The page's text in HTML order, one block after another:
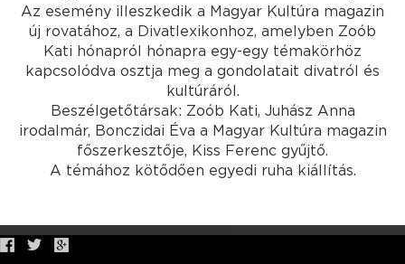
Az esemény illeszkedik a Magyar Kultúra magazin
új rovatához, a Divatlexikonhoz, amelyben Zoób
Kati hónapról hónapra egy-egy témakörhöz
kapcsolódva osztja meg a gondolatait divatról és
kultúráról.
Beszélgetőtársak: Zoób Kati, Juhász Anna
irodalmár, Bonczidai Éva a Magyar Kultúra magazin
főszerkesztője, Kiss Ferenc gyűjtő.
A témához kötődően egyedi ruha kiállítás.